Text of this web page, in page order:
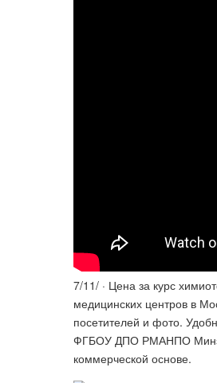
7/11/ · Цена за курс
медицинских центров в
посетителей и фото.
ФГБОУ ДПО РМАНПО
коммерческой основе.